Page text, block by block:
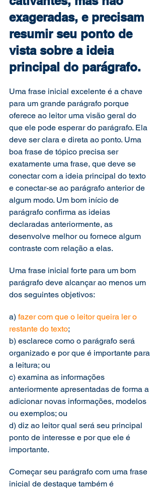
exageradas, e precisam
resumir seu ponto de
vista sobre a ideia
principal do parágrafo.
Uma frase inicial excelente é a chave
para um grande parágrafo porque
oferece ao leitor uma visão geral do
que ele pode esperar do parágrafo. Ela
deve ser clara e direta ao ponto. Uma
boa frase de tópico precisa ser
exatamente uma frase, que deve se
conectar com a ideia principal do texto
e conectar-se ao parágrafo anterior de
algum modo. Um bom início de
parágrafo confirma as ideias
declaradas anteriormente, as
desenvolve melhor ou fornece algum
contraste com relação a elas.
Uma frase inicial forte para um bom
parágrafo deve alcançar ao menos um
dos seguintes objetivos:
a) fazer com que o leitor queira ler o
restante do texto;
b) esclarece como o parágrafo será
organizado e por que é importante para
a leitura; ou
c) examina as informações
anteriormente apresentadas de forma a
adicionar novas informações, modelos
ou exemplos; ou
d) diz ao leitor qual será seu principal
ponto de interesse e por que ele é
importante.
Começar seu parágrafo com uma frase
inicial de destaque também é